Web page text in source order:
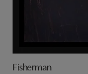
Fisherman